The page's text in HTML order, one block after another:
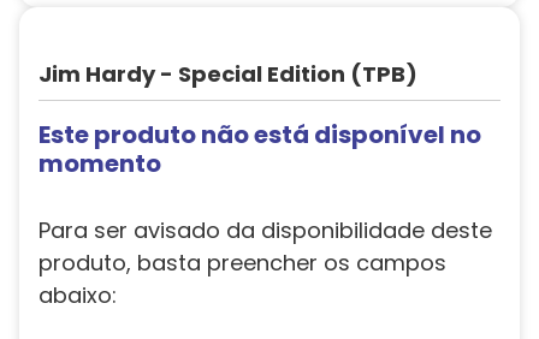
Jim Hardy - Special Edition (TPB)
Este produto não está disponível no
momento
Para ser avisado da disponibilidade deste
produto, basta preencher os campos
abaixo: